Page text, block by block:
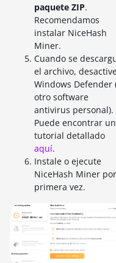
paquete ZIP.
Recomendamos
instalar NiceHash
Miner.
Cuando se
el archivo,
Windows Defender
otro software
antivirus personal).
Puede encontrar un
tutorial detallado
aquí.
Instale o ejecute
NiceHash Miner por
primera vez.